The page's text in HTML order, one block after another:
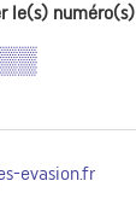
le(s) numéro(s)
▒▒
evasion.fr